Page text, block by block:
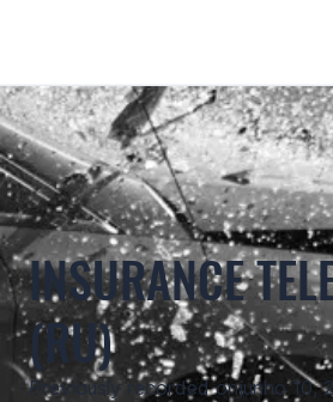
INSURANCE
(RU)
Previously recorded onjunho 10,